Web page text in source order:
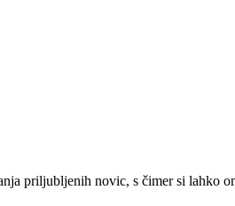
priljubljenih novic, s čimer si lahko